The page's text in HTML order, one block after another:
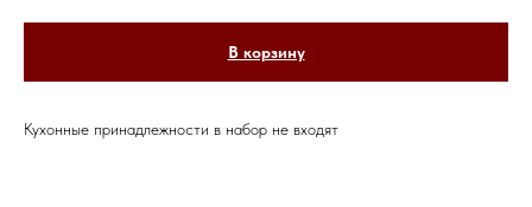
В корзину
Кухонные принадлежности в набор не входят